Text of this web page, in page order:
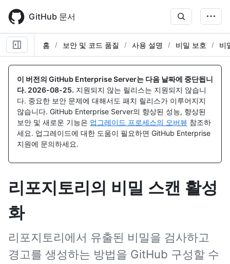
main
content
GitHub 문서
홈 보안 및 코드 품질 사용 설명 비밀 보호 비
이 버전의 GitHub Enterprise Server는 다음 날짜에 중단됩니
다. 2026-08-25. 지원되지 않는 릴리스는 지원되지 않습니
다. 중요한 보안 문제에 대해서도 패치 릴리스가 이루어지지
않습니다. GitHub Enterprise Server의 향상된 성능, 향상된
보안 및 새로운 기능은 업그레이드 프로세스의 오버뷰 참조하
세요. 업그레이드에 대한 도움이 필요하면 GitHub Enterprise
지원에 문의하세요.
리포지토리의 비밀 스캔 활성
화
리포지토리에서 유출된 비밀을 검사하고
경고를 생성하는 방법을 GitHub 구성할 수